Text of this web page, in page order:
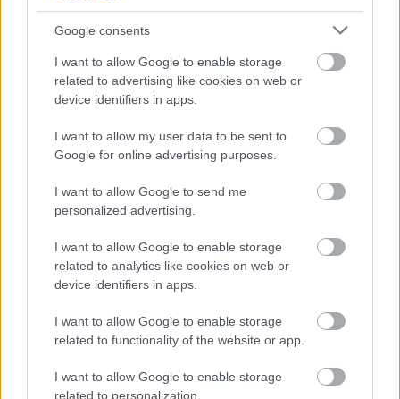
Google consents
I want to allow Google to enable storage
related to advertising like cookies on web or
device identifiers in apps.
I want to allow my user data to be sent to
Google for online advertising purposes.
I want to allow Google to send me
personalized advertising.
I want to allow Google to enable storage
related to analytics like cookies on web or
device identifiers in apps.
I want to allow Google to enable storage
related to functionality of the website or app.
I want to allow Google to enable storage
related to personalization.
Elindult az ATS Focivilág és a
Csakfoci közös díja: Szavazz március
Az újonnan induló szavazásunkon másodikként
március legjobb fiatalját keressük az NB I-ből.
Elolvasom
Itt állíthatod be, hogy a Csakfoci az elsők